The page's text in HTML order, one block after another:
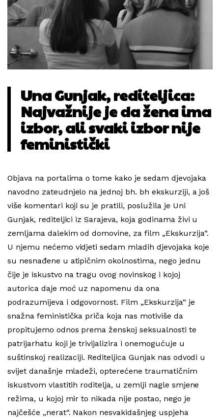
Una Gunjak, rediteljica:
Najvažnije je da žena ima
izbor, ali svaki izbor nije
feministički
Objava na portalima o tome kako je sedam djevojaka
navodno zateudnjelo na jednoj bh. bh ekskurziji, a još
više komentari koji su je pratili, poslužila je Uni
Gunjak, rediteljici iz Sarajeva, koja godinama živi u
zemljama dalekim od domovine, za film „Ekskurzija“.
U njemu nećemo vidjeti sedam mladih djevojaka koje
su nesnađene u atipičnim okolnostima, nego jednu
čije je iskustvo na tragu ovog novinskog i kojoj
autorica daje moć uz napomenu da ona
podrazumijeva i odgovornost. Film „Ekskurzija“ je
snažna feministička priča koja nas motiviše da
propitujemo odnos prema ženskoj seksualnosti te
patrijarhatu koji je trivijalizira i onemogućuje u
suštinskoj realizaciji. Rediteljica Gunjak nas odvodi u
svijet današnje mladeži, opterećene traumatičnim
iskustvom vlastitih roditelja, u zemlji nagle smjene
režima, u kojoj mir to nikada nije postao, nego je
najčešće „nerat“. Nakon nesvakidašnjeg uspjeha